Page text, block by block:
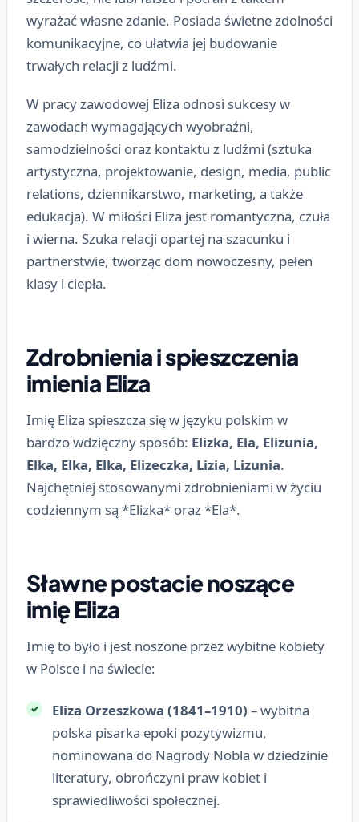
wyrażać własne zdanie. Posiada świetne zdolności
komunikacyjne, co ułatwia jej budowanie
trwałych relacji z ludźmi.
W pracy zawodowej Eliza odnosi sukcesy w
zawodach wymagających wyobraźni,
samodzielności oraz kontaktu z ludźmi (sztuka
artystyczna, projektowanie, design, media, public
relations, dziennikarstwo, marketing, a także
edukacja). W miłości Eliza jest romantyczna, czuła
i wierna. Szuka relacji opartej na szacunku i
partnerstwie, tworząc dom nowoczesny, pełen
klasy i ciepła.
Zdrobnienia i spieszczenia
imienia Eliza
Imię Eliza spieszcza się w języku polskim w
bardzo wdzięczny sposób: Elizka, Ela, Elizunia,
Elka, Elka, Elka, Elizeczka, Lizia, Lizunia.
Najchętniej stosowanymi zdrobnieniami w życiu
codziennym są *Elizka* oraz *Ela*.
Sławne postacie noszące
imię Eliza
Imię to było i jest noszone przez wybitne kobiety
w Polsce i na świecie:
Eliza Orzeszkowa (1841–1910) – wybitna
polska pisarka epoki pozytywizmu,
nominowana do Nagrody Nobla w dziedzinie
literatury, obrończyni praw kobiet i
sprawiedliwości społecznej.